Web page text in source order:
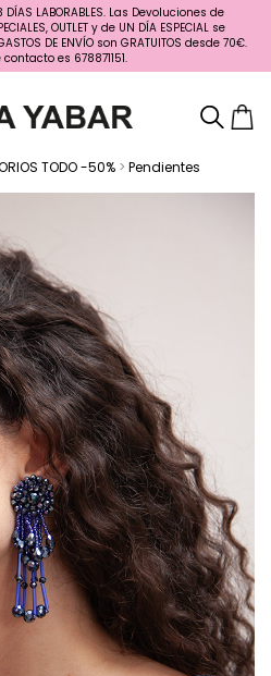
DÍAS LABORABLES. Las Devoluciones de
OUTLET y de UN DÍA ESPECIAL se
DE ENVÍO son GRATUITOS desde 70€.
es 678871151.
TODO -50% > Pendientes